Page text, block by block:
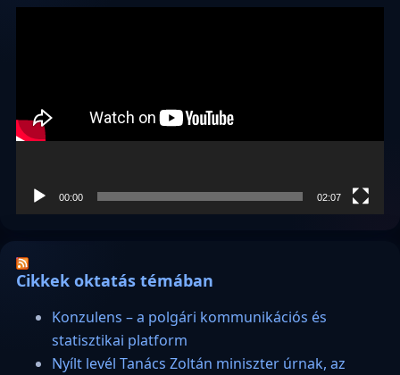
00:00 02:07
Cikkek oktatás témában
Konzulens – a polgári kommunikációs és
statisztikai platform
Nyílt levél Tanács Zoltán miniszter úrnak, az